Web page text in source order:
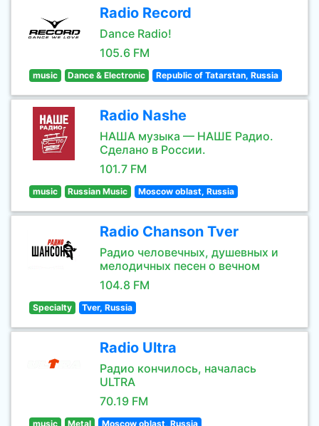
Radio Record
Dance Radio!
105.6 FM
music Dance & Electronic Republic of Tatarstan, Russia
Radio Nashe
НАША музыка — НАШЕ Радио.
Сделано в России.
101.7 FM
music Russian Music Moscow oblast, Russia
Radio Chanson Tver
Радио человечных, душевных и
мелодичных песен о вечном
104.8 FM
Specialty Tver, Russia
Radio Ultra
Радио кончилось, началась
ULTRA
70.19 FM
music Metal Moscow oblast, Russia